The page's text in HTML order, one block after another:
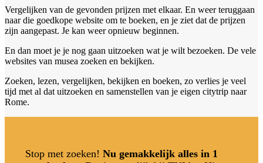
Vergelijken van de gevonden prijzen met elkaar. En weer teruggaan
naar die goedkope website om te boeken, en je ziet dat de prijzen
zijn aangepast. Je kan weer opnieuw beginnen.
En dan moet je je nog gaan uitzoeken wat je wilt bezoeken. De vele
websites van musea zoeken en bekijken.
Zoeken, lezen, vergelijken, bekijken en boeken, zo verlies je veel
tijd met al dat uitzoeken en samenstellen van je eigen citytrip naar
Rome.
Stop met zoeken! Nu gemakkelijk alles in 1